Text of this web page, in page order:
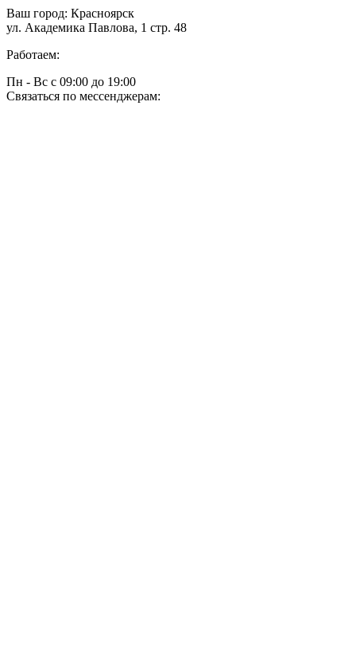
Ваш город: Красноярск
ул. Академика Павлова, 1 стр. 48
Работаем:
Пн - Вс с 09:00 до 19:00
Связаться по мессенджерам: